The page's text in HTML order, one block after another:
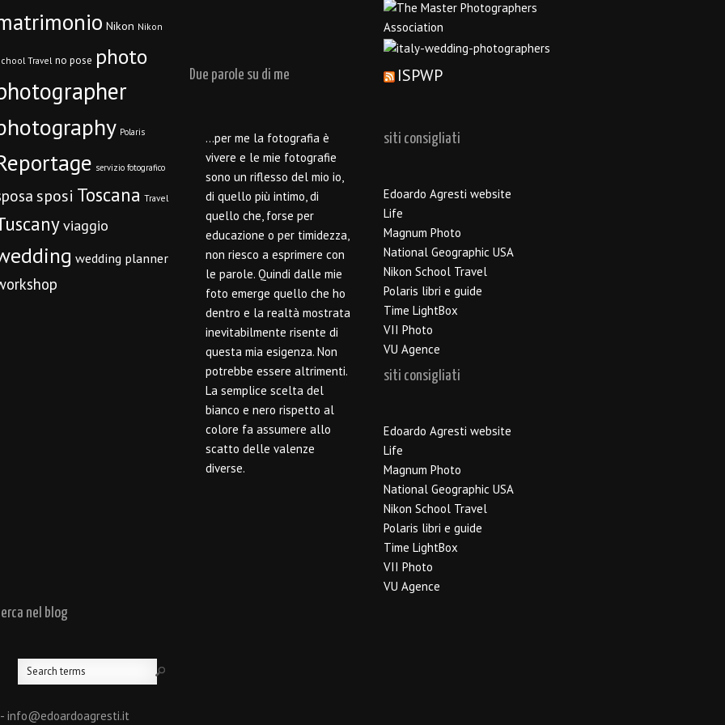
Nikon Nikon
Travel no pose photo
Polaris
servizio fotografico
sposi Toscana Travel
viaggio
wedding planner
Due parole su di me
…per me la fotografia è
vivere e le mie fotografie
sono un riflesso del mio io,
di quello più intimo, di
quello che, forse per
educazione o per timidezza,
non riesco a esprimere con
le parole. Quindi dalle mie
foto emerge quello che ho
dentro e la realtà mostrata
inevitabilmente risente di
questa mia esigenza. Non
potrebbe essere altrimenti.
La semplice scelta del
bianco e nero rispetto al
colore fa assumere allo
scatto delle valenze
diverse.
ISPWP
siti consigliati
Edoardo Agresti website
Life
Magnum Photo
National Geographic USA
Nikon School Travel
Polaris libri e guide
Time LightBox
VII Photo
VU Agence
siti consigliati
Edoardo Agresti website
Life
Magnum Photo
National Geographic USA
Nikon School Travel
Polaris libri e guide
Time LightBox
VII Photo
VU Agence
nel blog
info@edoardoagresti.it